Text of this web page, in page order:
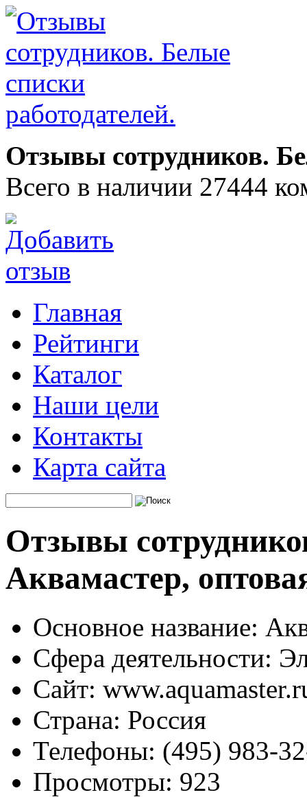
Отзывы сотрудников.
Всего в наличии 27444
Главная
Рейтинги
Каталог
Наши цели
Контакты
Карта сайта
Отзывы
Аквамастер,
Основное название:
Сфера деятельности:
Сайт:
Страна: Россия
Телефоны: (495) 983-
Просмотры: 923